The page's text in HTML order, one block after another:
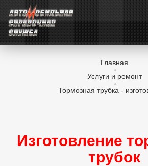
Главная
Услуги и ремонт
Тормозная трубка -
Изготовление
трубок